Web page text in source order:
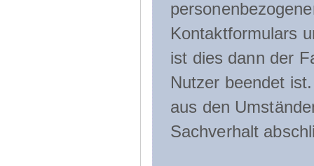
Kontaktformulars
ist dies dann der
Nutzer beendet
aus den
Sachverhalt